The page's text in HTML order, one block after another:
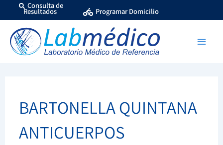
al
contenido
Consulta de
Resultados Programar Domicilio
BARTONELLA QUINTANA
ANTICUERPOS